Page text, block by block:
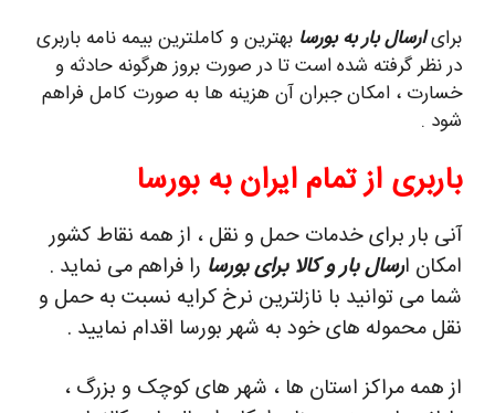
برایارسال بار به بورسا بهترین و کاملترین بیمه نامه باربری
در نظر گرفته شده است تا در صورت بروز هرگونه حادثه و
خسارت ، امکان جبران آن هزینه ها به صورت کامل فراهم
شود .
باربری از تمام ایران به بورسا
آنی بار برای خدمات حمل و نقل ، از همه نقاط کشور
امکان ارسال بار و کالا برای بورسا را فراهم می نماید .
شما می توانید با نازلترین نرخ کرایه نسبت به حمل و
نقل محموله های خود به شهر بورسا اقدام نمایید .
از همه مراکز استان ها ، شهر های کوچک و بزرگ ،